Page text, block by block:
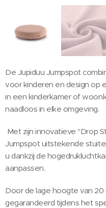
De Jupiduu Jumpspot
voor kinderen en design op
in een kinderkamer of
naadloos in elke omgeving.
Met zijn innovatieve "Drop
Jumpspot uitstekende
u dankzij de
aanpassen.
Door de lage hoogte van 20
gegarandeerd tijdens het